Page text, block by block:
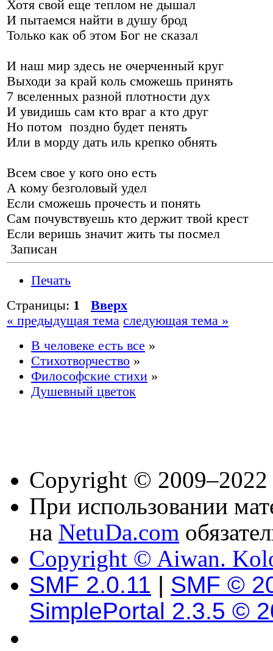
Хотя свой еще теплом не дышал
И пытаемся найти в душу брод
Только как об этом Бог не сказал
И наш мир здесь не очерченный круг
Выходи за край коль сможешь принять
7 вселенных разной плотности дух
И увидишь сам кто враг а кто друг
Но потом поздно будет пенять
Или в морду дать иль крепко обнять
Всем свое у кого оно есть
А кому безголовый удел
Если сможешь прочесть и понять
Сам почувствуешь кто держит твой крест
Если веришь значит жить ты посмел
Записан
Печать
Страницы: 1
Вверх
« предыдущая тема следующая тема »
В человеке есть все »
Стихотворчество »
Философские стихи »
Душевный цветок
Copyright © 2009–2022
При использовании
на NetuDa.com
Copyright © Aiwan.
SMF 2.0.11 | SMF ©
SimplePortal 2.3.5 ©